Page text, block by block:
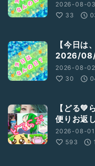
2026-08-
33
【今日は
2026/
2026-08-
30
【どる💚
便りお返
2026-08-
593